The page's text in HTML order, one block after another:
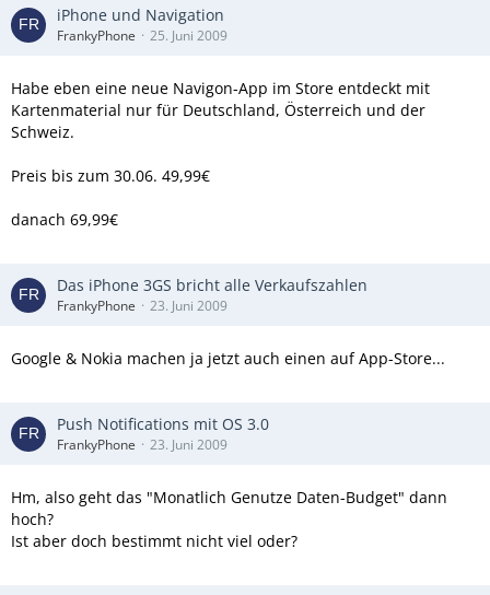
iPhone und Navigation
FrankyPhone 25. Juni 2009
Habe eben eine neue Navigon-App im Store entdeckt mit
Kartenmaterial nur für Deutschland, Österreich und der
Schweiz.
Preis bis zum 30.06. 49,99€
danach 69,99€
Das iPhone 3GS bricht alle Verkaufszahlen
FrankyPhone 23. Juni 2009
Google & Nokia machen ja jetzt auch einen auf App-Store...
Push Notifications mit OS 3.0
FrankyPhone 23. Juni 2009
Hm, also geht das "Monatlich Genutze Daten-Budget" dann
hoch?
Ist aber doch bestimmt nicht viel oder?